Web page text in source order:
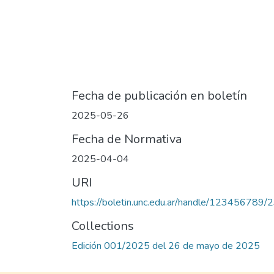
Fecha de publicación en boletín
2025-05-26
Fecha de Normativa
2025-04-04
URI
https://boletin.unc.edu.ar/handle/123456789/
Collections
Edición 001/2025 del 26 de mayo de 2025